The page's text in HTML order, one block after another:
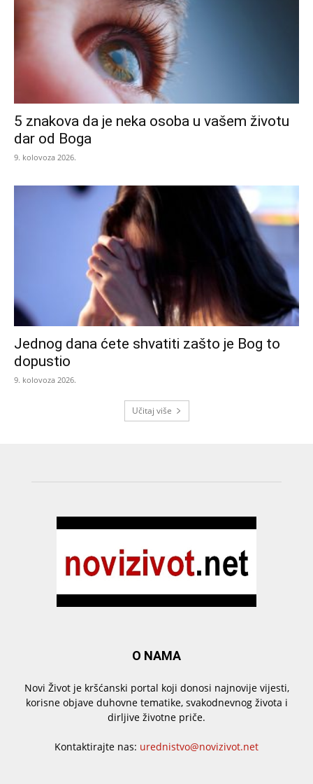
5 znakova da je neka osoba u vašem životu
dar od Boga
9. kolovoza 2026.
Jednog dana ćete shvatiti zašto je Bog to
dopustio
9. kolovoza 2026.
Učitaj više
O NAMA
Novi Život je kršćanski portal koji donosi najnovije vijesti,
korisne objave duhovne tematike, svakodnevnog života i
dirljive životne priče.
Kontaktirajte nas: urednistvo@novizivot.net